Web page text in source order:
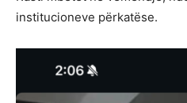
institucioneve përkatëse.